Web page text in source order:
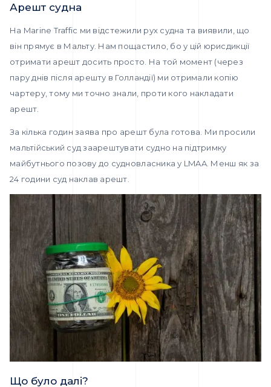
Арешт судна
На Marine Traffic ми відстежили рух судна та виявили, що
він прямує в Мальту. Нам пощастило, бо у цій юрисдикції
отримати арешт досить просто. На той момент (через
пару днів після арешту в Голландії) ми отримали копію
чартеру, тому ми точно знали, проти кого накладати
арешт.
​​За кілька годин заява про арешт була готова. Ми просили
мальтійський суд заарештувати судно на підтримку
майбутнього позову до судновласника у LMAA. Менш як за
24 години суд наклав арешт.
Що було далі?